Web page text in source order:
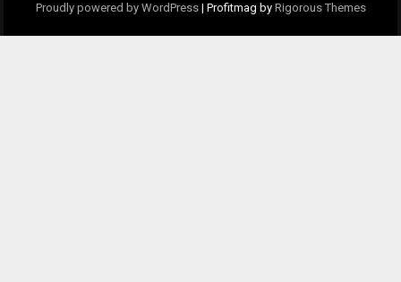
Proudly powered by WordPress | Profitmag by Rigorous Themes